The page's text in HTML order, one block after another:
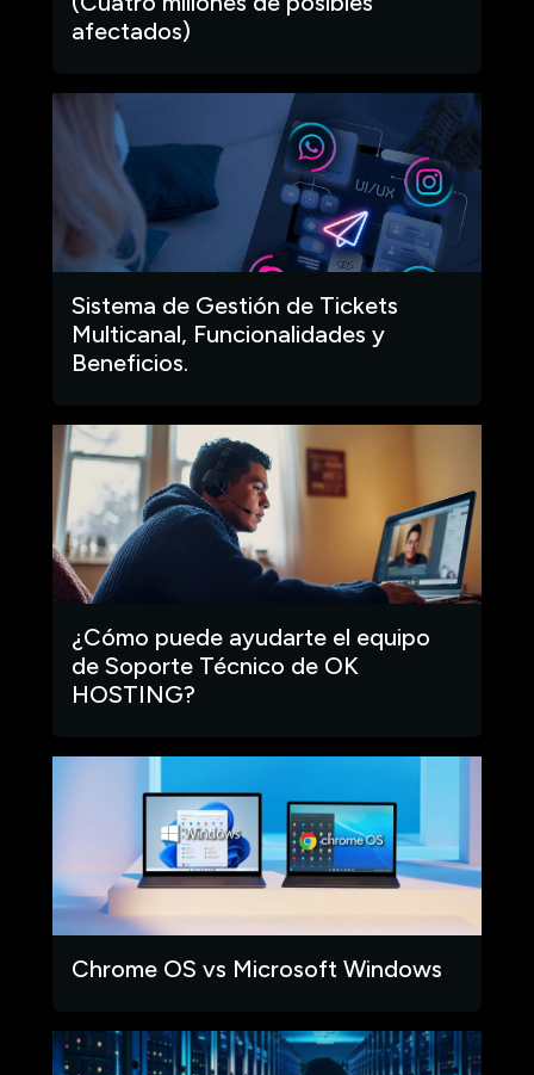
afectados)
Sistema de Gestión de Tickets
Multicanal, Funcionalidades y
Beneficios.
¿Cómo puede ayudarte el equipo
de Soporte Técnico de OK
HOSTING?
Chrome OS vs Microsoft Windows